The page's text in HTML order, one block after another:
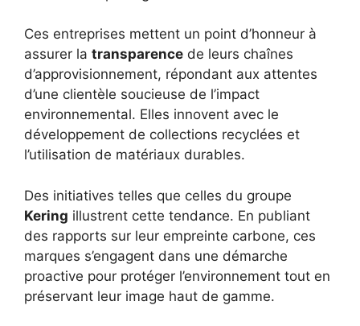
Ces entreprises mettent un point d’honneur à
assurer la transparence de leurs chaînes
d’approvisionnement, répondant aux attentes
d’une clientèle soucieuse de l’impact
environnemental. Elles innovent avec le
développement de collections recyclées et
l’utilisation de matériaux durables.
Des initiatives telles que celles du groupe
Kering illustrent cette tendance. En publiant
des rapports sur leur empreinte carbone, ces
marques s’engagent dans une démarche
proactive pour protéger l’environnement tout en
préservant leur image haut de gamme.